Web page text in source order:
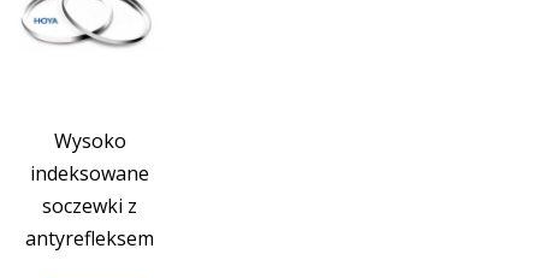
Wysoko
indeksowane
soczewki z
antyrefleksem